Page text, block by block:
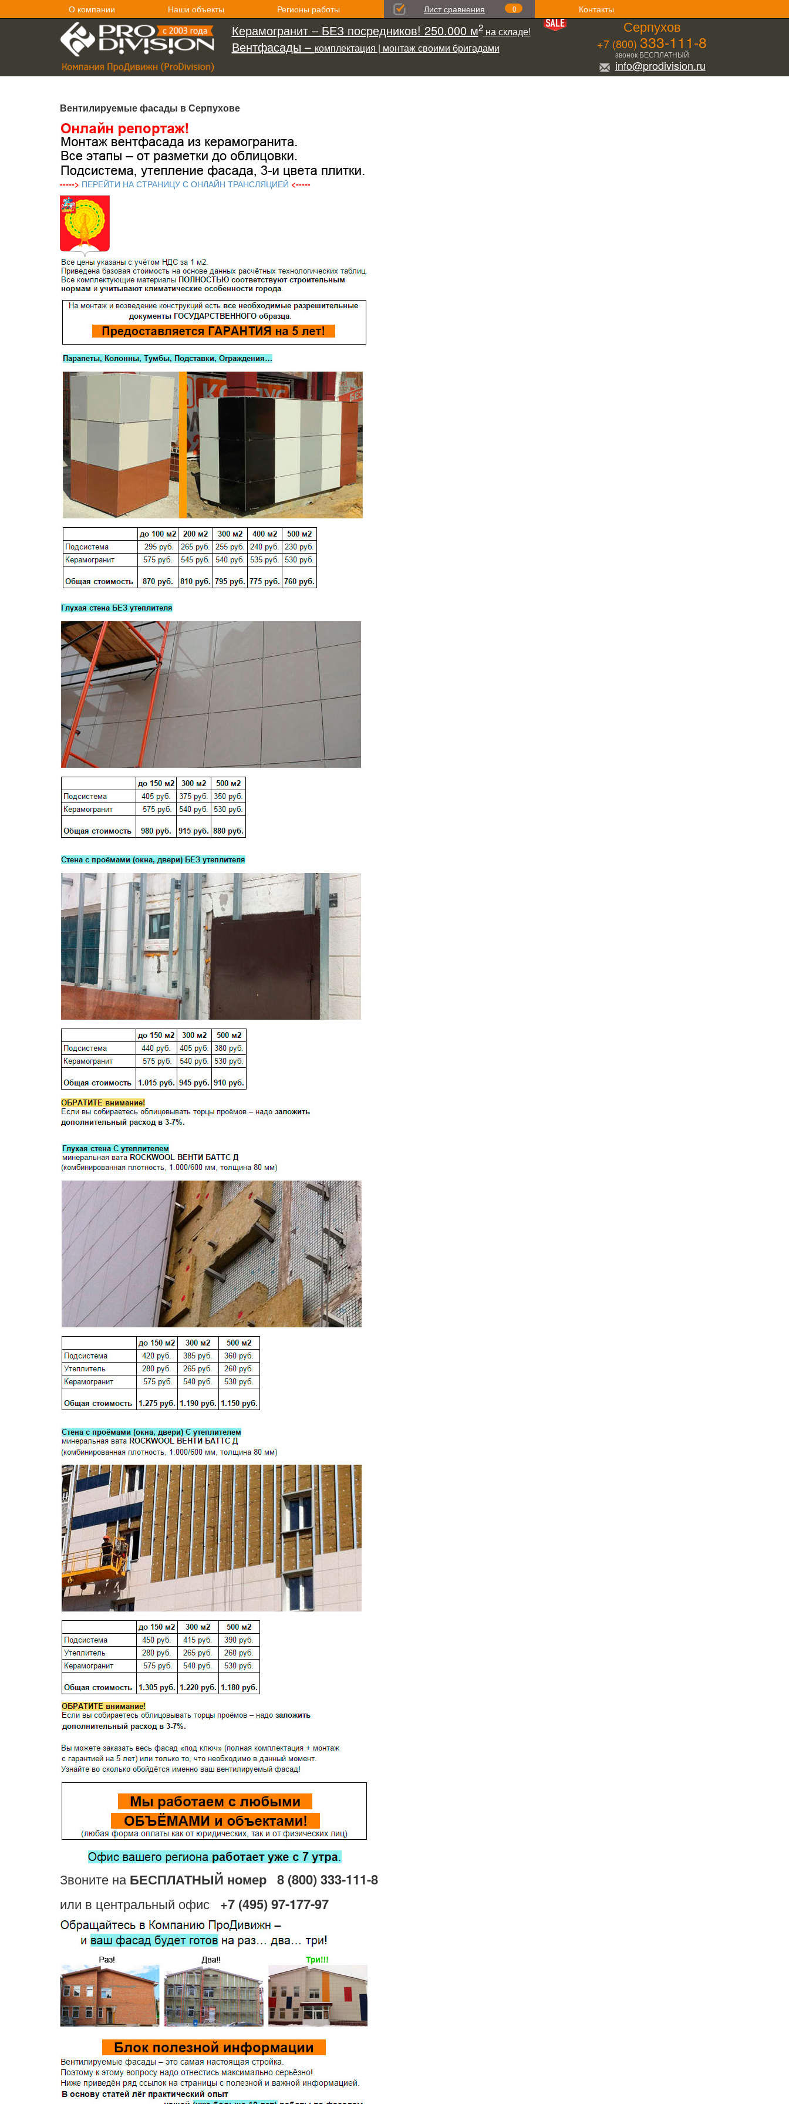
О компании Наши объекты Регионы работы Лист сравнения 0 Контакты
Керамогранит – БЕЗ посредников! 250.000 м2на складе!
Вентфасады – комплектация | монтаж своими бригадами
Серпухов
+7 (800) 333-111-8
звонок БЕСПЛАТНЫЙ
info@prodivision.ru
Вентилируемые фасады в Серпухове
-----> ПЕРЕЙТИ НА СТРАНИЦУ С ОНЛАЙН ТРАНСЛЯЦИЕЙ <-----
Звоните на БЕСПЛАТНЫЙ номер 8 (800) 333-111-8
или в центральный офис +7 (495) 97-177-97